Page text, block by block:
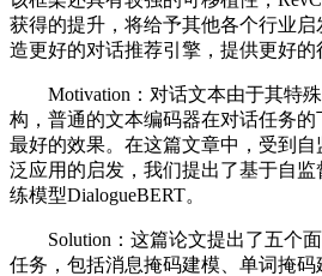
获得的提升，将给予其他各个行业启
造更好的对话推荐引擎，提供更好的
Motivation：对话文本由于其特殊
构，普通的文本编码器在对话任务
最好的效果。在这篇文章中，受到
泛应用的启发，我们提出了基于自监
练模型DialogueBERT。
Solution：这篇论文提出了五个面
任务，包括消息掩码建模、单词掩